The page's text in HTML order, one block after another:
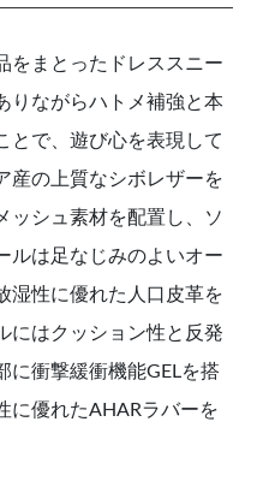
をまとったドレススニー
りながらハトメ補強と本
とで、遊び心を表現して
産の上質なシボレザーを
ッシュ素材を配置し、ソ
ルは足なじみのよいオー
湿性に優れた人口皮革を
にはクッション性と反発
に衝撃緩衝機能GELを搭
に優れたAHARラバーを